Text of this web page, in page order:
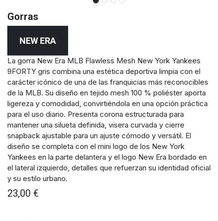
Gorras
NEW ERA
La gorra New Era MLB Flawless Mesh New York Yankees
9FORTY gris combina una estética deportiva limpia con el
carácter icónico de una de las franquicias más reconocibles
de la MLB. Su diseño en tejido mesh 100 % poliéster aporta
ligereza y comodidad, convirtiéndola en una opción práctica
para el uso diario. Presenta corona estructurada para
mantener una silueta definida, visera curvada y cierre
snapback ajustable para un ajuste cómodo y versátil. El
diseño se completa con el mini logo de los New York
Yankees en la parte delantera y el logo New Era bordado en
el lateral izquierdo, detalles que refuerzan su identidad oficial
y su estilo urbano.
23,00 €